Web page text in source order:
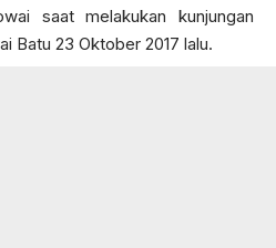
saat melakukan kunjungan
Batu 23 Oktober 2017 lalu.